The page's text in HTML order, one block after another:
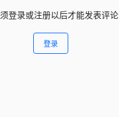
登录或注册以后才能发表评论
登录